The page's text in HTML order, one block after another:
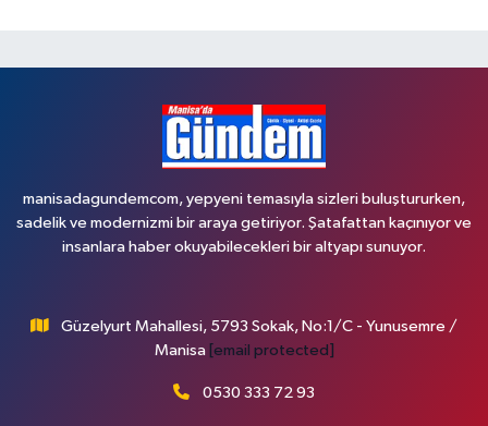
manisadagundemcom, yepyeni temasıyla sizleri buluştururken,
sadelik ve modernizmi bir araya getiriyor. Şatafattan kaçınıyor ve
insanlara haber okuyabilecekleri bir altyapı sunuyor.
Güzelyurt Mahallesi, 5793 Sokak, No:1/C - Yunusemre /
Manisa [email protected]
0530 333 72 93